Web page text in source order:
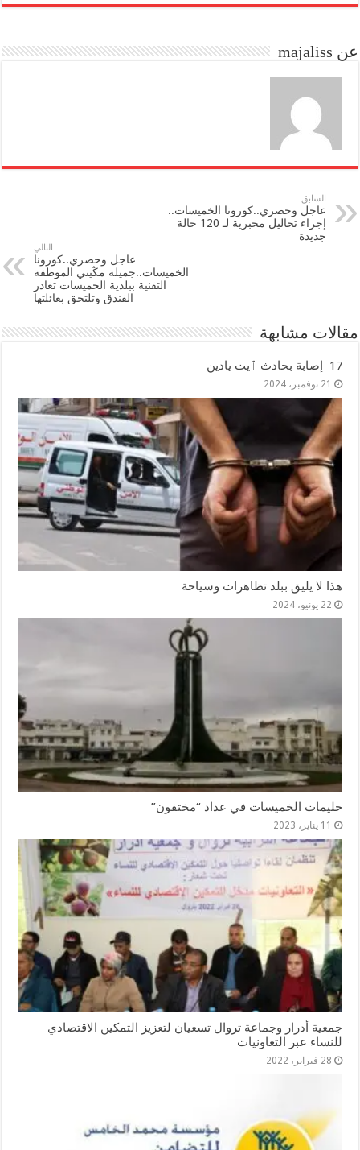
bo
to
n
ail
re
عن majaliss
السابق
عاجل وحصري..كورونا الخميسات..
إجراء تحاليل مخبرية لـ 120 حالة
جديدة
التالي
عاجل وحصري..كورونا
الخميسات..جميلة مڭيني الموظفة
التقنية ببلدية الخميسات تغادر
الفندق وتلتحق بعائلتها
مقالات مشابهة
17 إصابة بحادث ٱيت يادين
21 نوفمبر، 2024
هذا لا يليق ببلد تظاهرات وسياحة
22 يونيو، 2024
حليمات الخميسات في عداد “مختفون”
11 يناير، 2023
جمعية أدرار وجماعة تروال تسعيان لتعزيز التمكين الاقتصادي
للنساء عبر التعاونيات
28 فبراير، 2022